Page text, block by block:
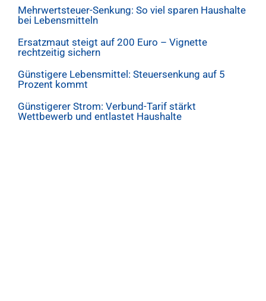
Mehrwertsteuer-Senkung: So viel sparen Haushalte
bei Lebensmitteln
Ersatzmaut steigt auf 200 Euro – Vignette
rechtzeitig sichern
Günstigere Lebensmittel: Steuersenkung auf 5
Prozent kommt
Günstigerer Strom: Verbund-Tarif stärkt
Wettbewerb und entlastet Haushalte